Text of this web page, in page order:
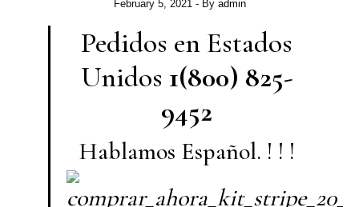
February 5, 2021 - By admin
Pedidos en Estados
Unidos 1(800) 825-
9452
Hablamos Español. ! ! !